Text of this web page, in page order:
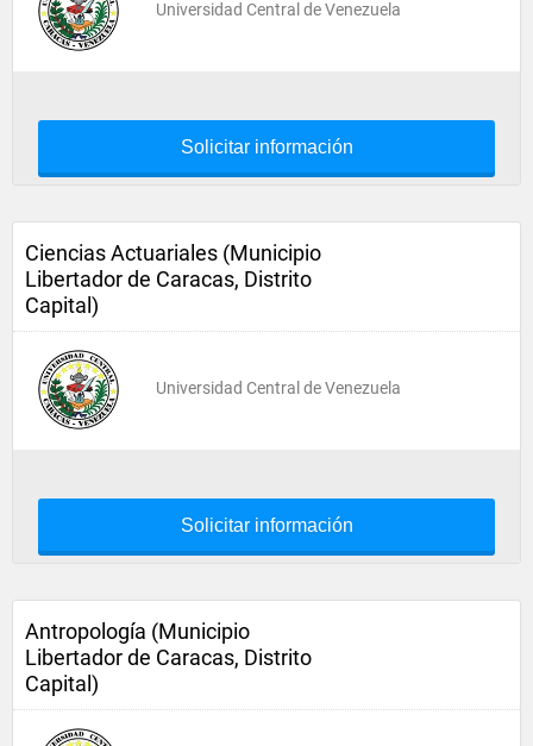
Universidad Central de Venezuela
Solicitar información
Ciencias Actuariales (Municipio
Libertador de Caracas, Distrito
Capital)
Universidad Central de Venezuela
Solicitar información
Antropología (Municipio
Libertador de Caracas, Distrito
Capital)